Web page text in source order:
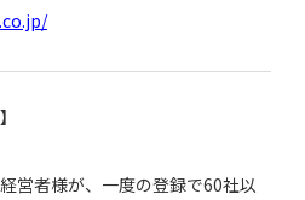
営者様が、一度の登録で60社以